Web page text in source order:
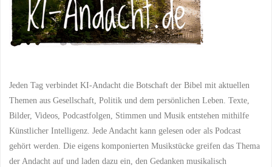
Jeden Tag verbindet KI-Andacht die Botschaft der Bibel mit aktuellen
Themen aus Gesellschaft, Politik und dem persönlichen Leben. Texte,
Bilder, Videos, Podcastfolgen, Stimmen und Musik entstehen mithilfe
Künstlicher Intelligenz. Jede Andacht kann gelesen oder als Podcast
gehört werden. Die eigens komponierten Musikstücke greifen das Thema
der Andacht auf und laden dazu ein, den Gedanken musikalisch